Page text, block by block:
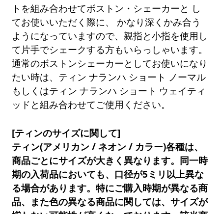
トを組み合わせてボストン・シェーカーと し
てお使いいただく際に、 かなり深くかみ合う
ようになっていますので、親指と小指を使用し
て片手でシェークする方もいらっしゃいます。
通常のボストンシェーカーとしてお使いになり
たい時は、ティン ナランハ ショート ノーマル
もしくはティン ナランハ ショート ウェイティ
ッドと組み合わせてご使用ください。
[ティンのサイズに関して]
ティン(アメリカン / ネオン / カラー)各種は、
商品ごとにサイズが大きく異なります。同一時
期の入荷品においても、口径が5ミリ以上異な
る場合があります。特にご購入時期が異なる商
品、また色の異なる商品に関しては、サイズが